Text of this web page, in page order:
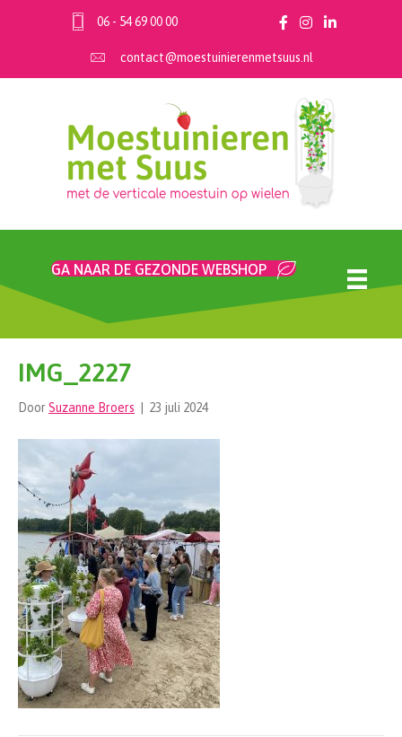
06 - 54 69 00 00
contact@moestuinierenmetsuus.nl
GA NAAR DE GEZONDE WEBSHOP
IMG_2227
DoorSuzanne Broers 23 juli 2024